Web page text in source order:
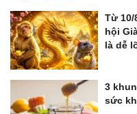
Từ
hội
là dễ
3
sức